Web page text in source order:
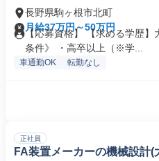
長野県駒ヶ根市北町
月給37万円～50万円
【応募資格】 【求める学歴】
条件》 ・高卒以上（※学...
車通勤OK 転勤なし
正社員
FA装置メーカーの機械設計